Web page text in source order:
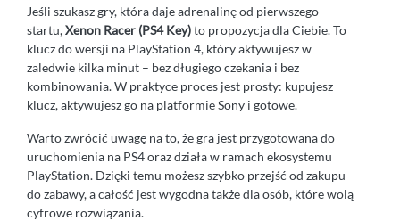
Jeśli szukasz gry, która daje adrenalinę od pierwszego
startu,Xenon Racer (PS4 Key)to propozycja dla Ciebie. To
klucz do wersji na PlayStation 4, który aktywujesz w
zaledwie kilka minut – bez długiego czekania i bez
kombinowania. W praktyce proces jest prosty: kupujesz
klucz, aktywujesz go na platformie Sony i gotowe.
Warto zwrócić uwagę na to, że gra jest przygotowana do
uruchomienia na PS4 oraz działa w ramach ekosystemu
PlayStation. Dzięki temu możesz szybko przejść od zakupu
do zabawy, a całość jest wygodna także dla osób, które wolą
cyfrowe rozwiązania.